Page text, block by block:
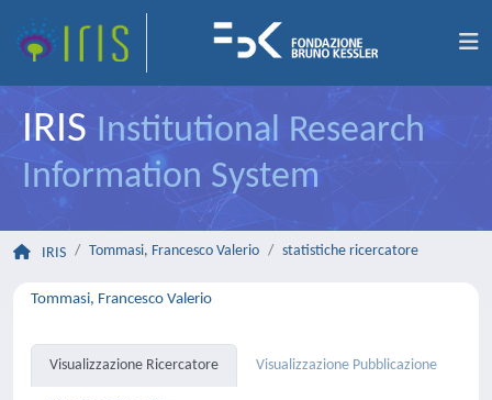
IRIS Institutional Research
Information System
IRIS Tommasi, Francesco Valerio statistiche ricercatore
Tommasi, Francesco Valerio
Visualizzazione Ricercatore Visualizzazione Pubblicazione